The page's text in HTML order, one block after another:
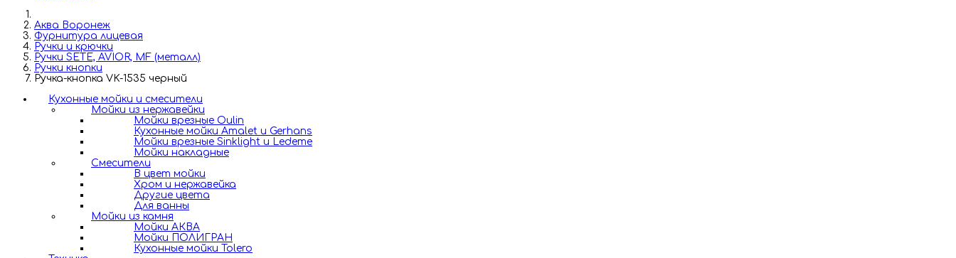
Аква Воронеж
Фурнитура лицевая
Ручки и крючки
Ручки SETE, AVIOR, MF (металл)
Ручки кнопки
Ручка-кнопка VK-1535 черный
Кухонные мойки и смесители
Мойки из нержавейки
Мойки врезные Oulin
Кухонные мойки Amalet и Gerhans
Мойки врезные Sinklight и Ledeme
Мойки накладные
Смесители
В цвет мойки
Хром и нержавейка
Другие цвета
Для ванны
Мойки из камня
Мойки АКВА
Мойки ПОЛИГРАН
Кухонные мойки Tolero